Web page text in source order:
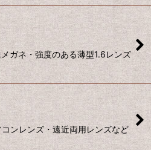
ガネ・強度のある薄型1.6レンズ
ンレンズ・遠近両用レンズなど